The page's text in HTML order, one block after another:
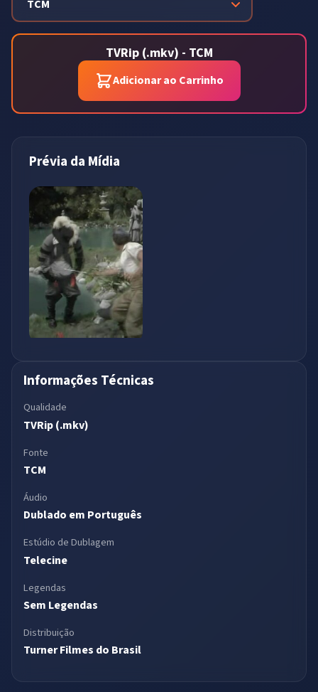
TVRip (.mkv) - TCM
Adicionar ao Carrinho
Prévia da Mídia
Informações Técnicas
Qualidade
TVRip (.mkv)
Fonte
TCM
Áudio
Dublado em Português
Estúdio de Dublagem
Telecine
Legendas
Sem Legendas
Distribuição
Turner Filmes do Brasil